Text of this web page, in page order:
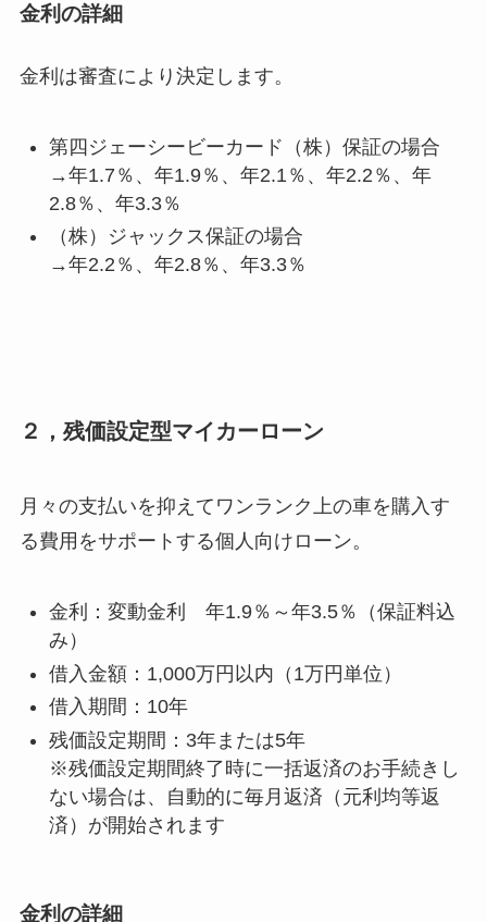
金利の詳細
金利は審査により決定します。
第四ジェーシービーカード（株）保証の場合
→年1.7％、年1.9％、年2.1％、年2.2％、年
2.8％、年3.3％
（株）ジャックス保証の場合
→年2.2％、年2.8％、年3.3％
２，残価設定型マイカーローン
月々の支払いを抑えてワンランク上の車を購入す
る費用をサポートする個人向けローン。
金利：変動金利 年1.9％～年3.5％（保証料込
み）
借入金額：1,000万円以内（1万円単位）
借入期間：10年
残価設定期間：3年または5年
※残価設定期間終了時に一括返済のお手続きし
ない場合は、自動的に毎月返済（元利均等返
済）が開始されます
金利の詳細